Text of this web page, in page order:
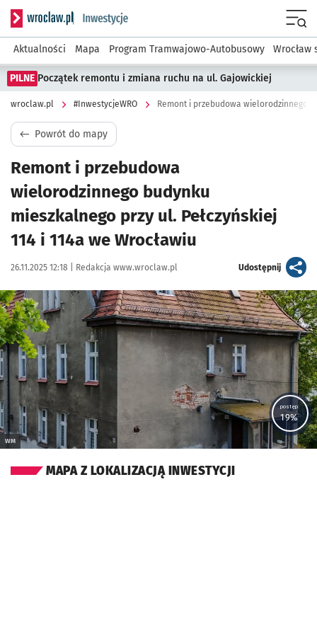
Serwis informacyjny wroclaw.pl podserwis:
Aktualności Mapa Program Tramwajowo-Autobusowy Wrocław
PILNE Początek remontu i zmiana ruchu na ul. Gajowickiej
wroclaw.pl #InwestycjeWRO
Powrót do mapy
Remont i przebudowa
wielorodzinnego budynku
mieszkalnego przy ul. Pełczyńskiej
114 i 114a we Wrocławiu
Data publikacji:
26.11.2025 12:18 | Autor:
Redakcja www.wroclaw.pl Udostępnijartykuł
Kliknij, aby powiększyć
WM
postęp:
19%
MAPA Z LOKALIZACJĄ INWESTYCJI